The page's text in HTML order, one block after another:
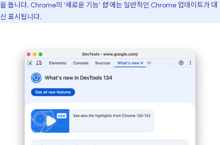
을 둡니다. Chrome의 '새로운 기능' 탭에는 일반적인 Chrome 업데이트가 대
신 표시됩니다.